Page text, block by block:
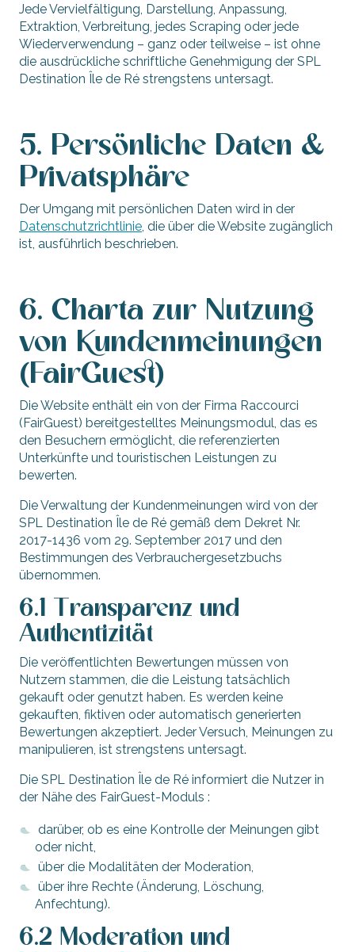
Jede Vervielfältigung, Darstellung, Anpassung,
Extraktion, Verbreitung, jedes Scraping oder jede
Wiederverwendung – ganz oder teilweise – ist ohne
die ausdrückliche schriftliche Genehmigung der SPL
Destination Île de Ré strengstens untersagt.
5. Persönliche Daten &
Privatsphäre
Der Umgang mit persönlichen Daten wird in der
Datenschutzrichtlinie, die über die Website zugänglich
ist, ausführlich beschrieben.
6. Charta zur Nutzung
von Kundenmeinungen
(FairGuest)
Die Website enthält ein von der Firma Raccourci
(FairGuest) bereitgestelltes Meinungsmodul, das es
den Besuchern ermöglicht, die referenzierten
Unterkünfte und touristischen Leistungen zu
bewerten.
Die Verwaltung der Kundenmeinungen wird von der
SPL Destination Île de Ré gemäß dem Dekret Nr.
2017-1436 vom 29. September 2017 und den
Bestimmungen des Verbrauchergesetzbuchs
übernommen.
6.1 Transparenz und
Authentizität
Die veröffentlichten Bewertungen müssen von
Nutzern stammen, die die Leistung tatsächlich
gekauft oder genutzt haben. Es werden keine
gekauften, fiktiven oder automatisch generierten
Bewertungen akzeptiert. Jeder Versuch, Meinungen zu
manipulieren, ist strengstens untersagt.
Die SPL Destination Île de Ré informiert die Nutzer in
der Nähe des FairGuest-Moduls :
darüber, ob es eine Kontrolle der Meinungen gibt
oder nicht,
über die Modalitäten der Moderation,
über ihre Rechte (Änderung, Löschung,
Anfechtung).
6.2 Moderation und